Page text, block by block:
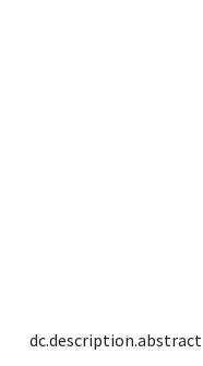
dc.description.abstract